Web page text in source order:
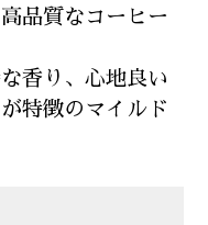
品質なコーヒー
香り、心地良い
特徴のマイルド